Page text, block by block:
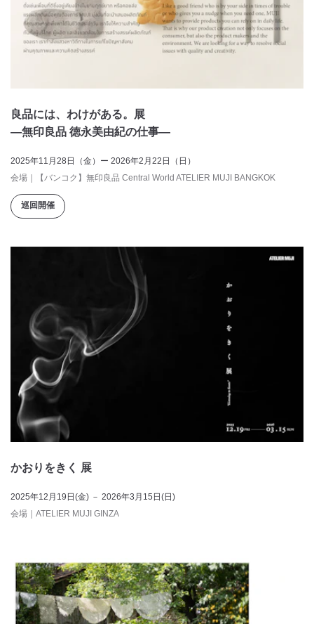
良品には、わけがある。展
―無印良品 徳永美由紀の仕事―
2025年11月28日（金）ー 2026年2月22日（日）
会場 ｜ 【バンコク】無印良品 Central World ATELIER MUJI BANGKOK
巡回開催
かおりをきく 展
2025年12月19日(金) － 2026年3月15日(日)
会場
ATELIER MUJI GINZA